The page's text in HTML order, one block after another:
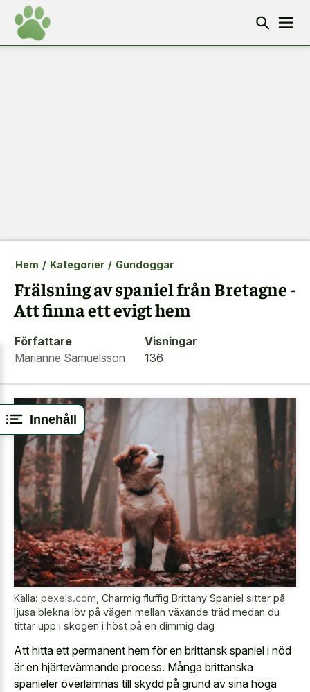
Innehåll
Hem / Kategorier / Gundoggar
Frälsning av spaniel från Bretagne -
Att finna ett evigt hem
Författare
Marianne Samuelsson
Visningar
136
Källa: pexels.com Charmig fluffig Brittany Spaniel sitter på
ljusa blekna löv på vägen mellan växande träd medan du
tittar upp i skogen i höst på en dimmig dag
Att hitta ett permanent hem för en brittansk spaniel i nöd
är en hjärtevärmande process. Många brittanska
spanieler överlämnas till skydd på grund av sina höga